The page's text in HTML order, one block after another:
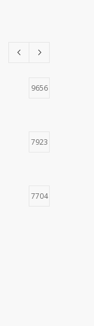
9656
7923
7704